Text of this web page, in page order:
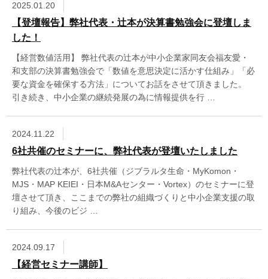
2025.01.20
【登壇報告】弊社代表・辻本が決算書勉強会に登壇しま
した！
【経営数値活用】 弊社代表の辻本が中小企業家同友会福友愛・
和支部の決算書勉強会で「数値を意思決定に活かす仕組み」「必
要な資金を確保する方法」についてお話をさせて頂きました。
引き続き、中小企業の継続発展の為に情報提供を行 …
2024.11.22
6社共催のセミナーに、弊社代表が登壇いたしました
弊社代表の辻本が、6社共催（ジブラルタ生命・MyKomon・
MJS・MAP KEIEI・日本M&Aセンター・Vortex）のセミナーに登
壇させて頂き、ここまでの弊社の組織づくりと中小企業支援の取
り組み、今後のビジ …
2024.09.17
【経営セミナー講師】